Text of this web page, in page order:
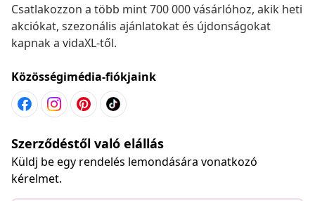
Csatlakozzon a több mint 700 000 vásárlóhoz, akik heti
akciókat, szezonális ajánlatokat és újdonságokat
kapnak a vidaXL-től.
Közösségimédia-fiókjaink
Szerződéstől való elállás
Küldj be egy rendelés lemondására vonatkozó
kérelmet.